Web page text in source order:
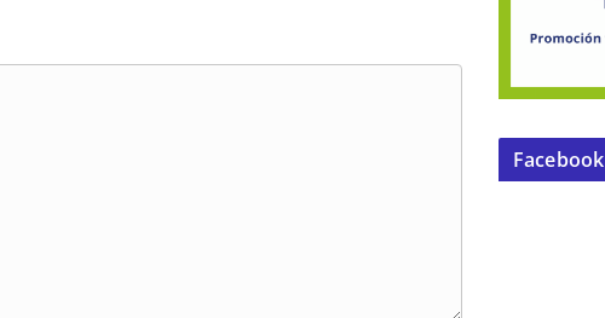
Facebook